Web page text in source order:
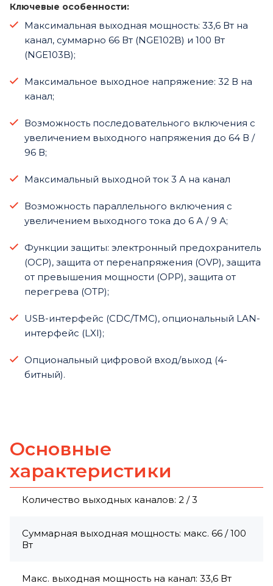
Ключевые особенности:
Максимальная выходная мощность: 33,6 Вт на
канал, суммарно 66 Вт (NGE102B) и 100 Вт
(NGE103B);
Максимальное выходное напряжение: 32 В на
канал;
Возможность последовательного включения с
увеличением выходного напряжения до 64 В /
96 В;
Максимальный выходной ток 3 А на канал
Возможность параллельного включения с
увеличением выходного тока до 6 А / 9 А;
Функции защиты: электронный предохранитель
(OCP), защита от перенапряжения (OVP), защита
от превышения мощности (OPP), защита от
перегрева (OTP);
USB-интерфейс (CDC/TMC), опциональный LAN-
интерфейс (LXI);
Опциональный цифровой вход/выход (4-
битный).
Основные
характеристики
Количество выходных каналов: 2 / 3
Суммарная выходная мощность: макс. 66 / 100
Вт
Макс. выходная мощность на канал: 33,6 Вт